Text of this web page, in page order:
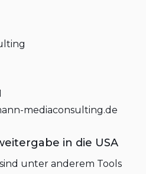
mediaconsulting.de
in die USA
unter anderem Tools